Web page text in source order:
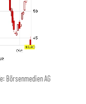
Börsenmedien AG